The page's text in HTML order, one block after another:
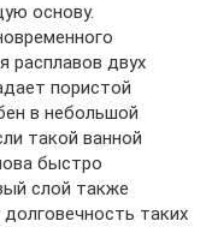
основу.
расплавов двух
пористой
в небольшой
такой ванной
быстро
слой также
таких